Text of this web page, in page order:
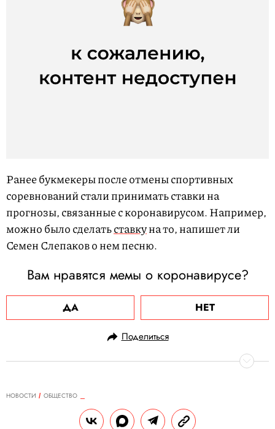
Ранее букмекеры после отмены спортивных
соревнований стали принимать ставки на
прогнозы, связанные с коронавирусом. Например,
можно было сделатьставкуна то, напишет ли
Семен Слепаков о нем песню.
Вам нравятся мемы о коронавирусе?
ДА НЕТ
Поделиться
НОВОСТИ
ОБЩЕСТВО
ОБНОВЛЕНО 15.02.2026, 09:50